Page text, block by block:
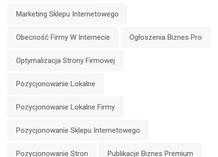
Marketing Sklepu Internetowego
Obecność Firmy W Internecie Ogłoszenia Biznes Pro
Optymalizacja Strony Firmowej
Pozycjonowanie Lokalne
Pozycjonowanie Lokalne Firmy
Pozycjonowanie Sklepu Internetowego
Pozycjonowanie Stron Publikacje Biznes Premium